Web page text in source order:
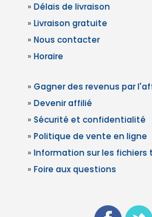
» Délais de livraison
» Livraison gratuite
» Nous contacter
» Horaire
» Gagner des revenus par
» Devenir affilié
» Sécurité et confidentialité
» Politique de vente en ligne
» Information sur les fichiers
» Foire aux questions